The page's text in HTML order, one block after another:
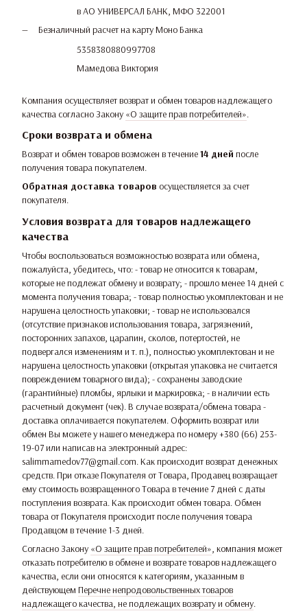
в АО УНИВЕРСАЛ БАНК, МФО 322001
Безналичный расчет на карту Моно Банка
5358380880997708
Мамедова Виктория
Компания осуществляет возврат и обмен товаров надлежащего
качества согласно Закону «О защите прав потребителей».
Сроки возврата и обмена
Возврат и обмен товаров возможен в течение14 дней после
получения товара покупателем.
Обратная доставка товаров осуществляется за счет
покупателя.
Условия возврата для товаров надлежащего
качества
Чтобы воспользоваться возможностью возврата или обмена,
пожалуйста, убедитесь, что: - товар не относится к товарам,
которые не подлежат обмену и возврату; - прошло менее 14 дней с
момента получения товара; - товар полностью укомплектован и не
нарушена целостность упаковки; - товар не использовался
(отсутствие признаков использования товара, загрязнений,
посторонних запахов, царапин, сколов, потертостей, не
подвергался изменениям и т. п.), полностью укомплектован и не
нарушена целостность упаковки (открытая упаковка не считается
повреждением товарного вида); - сохранены заводские
(гарантийные) пломбы, ярлыки и маркировка; - в наличии есть
расчетный документ (чек). В случае возврата/обмена товара -
доставка оплачивается покупателем. Оформить возврат или
обмен Вы можете у нашего менеджера по номеру +380 (66) 253-
19-07 или написав на электронный адрес:
salimmamedov77@gmail.com. Как происходит возврат денежных
средств. При отказе Покупателя от Товара, Продавец возвращает
ему стоимость возвращенного Товара в течение 7 дней с даты
поступления возврата. Как происходит обмен товара. Обмен
товара от Покупателя происходит после получения товара
Продавцом в течение 1-3 дней.
Согласно Закону «О защите прав потребителей», компания может
отказать потребителю в обмене и возврате товаров надлежащего
качества, если они относятся к категориям, указанным в
действующем Перечне непродовольственных товаров
надлежащего качества, не подлежащих возврату и обмену.